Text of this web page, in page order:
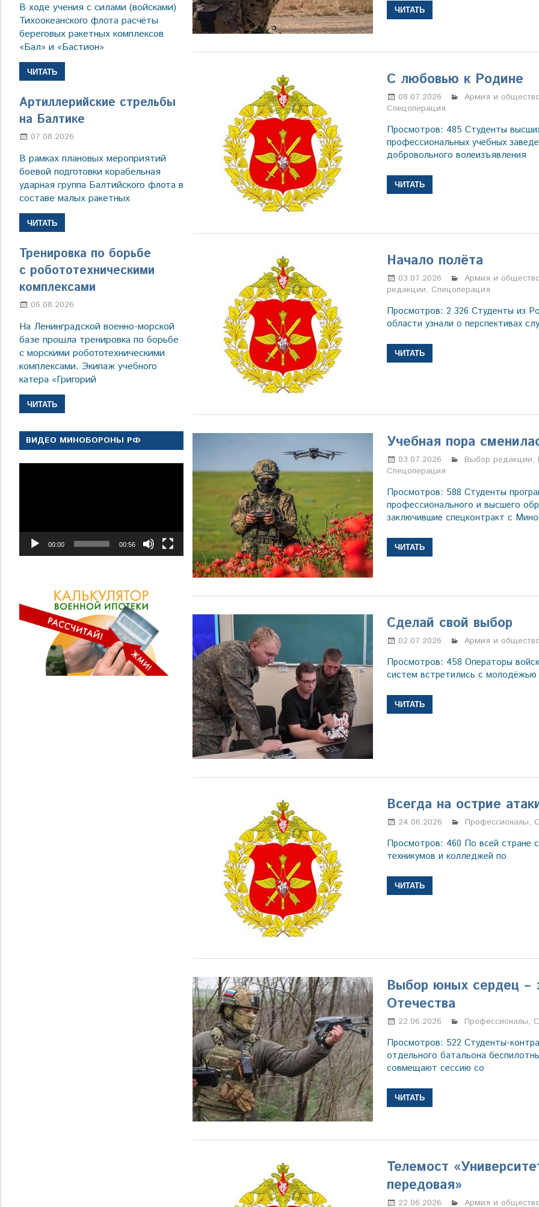
ЧИТАТЬ
С любовью к Родине
08.07.2026 Марина
Армия и общество
Спецоперация
Просмотров: 485 Студенты
профессиональных учебных
добровольного волеизъявления
ЧИТАТЬ
Начало полёта
03.07.2026 Марина
Армия и общество
редакции, Спецоперация
Просмотров: 2 326 Студенты из
области узнали о перспективах
ЧИТАТЬ
Учебная пора
03.07.2026 Марина
Выбор редакции,
Спецоперация
Просмотров: 588 Студенты
профессионального и высшего
заключившие спецконтракт с
ЧИТАТЬ
Сделай свой выбор
02.07.2026 Марина
Армия и общество
Просмотров: 458 Операторы
систем встретились с молодёжью
ЧИТАТЬ
Всегда на острие
24.06.2026 Марина
Профессионалы,
Просмотров: 460 По всей стране
техникумов и колледжей по
ЧИТАТЬ
Выбор юных сердец –
Отечества
22.06.2026 Марина
Профессионалы,
Просмотров: 522 Студенты-
отдельного батальона
совмещают сессию со
ЧИТАТЬ
Телемост
передовая»
22.06.2026 Марина
Армия и общество
В ходе учения с силами (войсками)
Тихоокеанского флота расчёты
береговых ракетных комплексов
«Бал» и «Бастион»
ЧИТАТЬ
Артиллерийские стрельбы
на Балтике
07.08.2026
В рамках плановых мероприятий
боевой подготовки корабельная
ударная группа Балтийского флота в
составе малых ракетных
ЧИТАТЬ
Тренировка по борьбе
с робототехническими
комплексами
06.08.2026
На Ленинградской военно-морской
базе прошла тренировка по борьбе
с морскими робототехническими
комплексами. Экипаж учебного
катера «Григорий
ЧИТАТЬ
ВИДЕО МИНОБОРОНЫ РФ
00:00 00:56